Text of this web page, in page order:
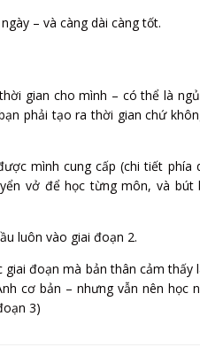
– và càng dài càng tốt.
gian cho mình – có thể là
phải tạo ra thời gian chứ
mình cung cấp (chi tiết phía
vở để học từng môn, và bút
luôn vào giai đoạn 2.
đoạn mà bản thân cảm thấy
cơ bản – nhưng vẫn nên học
3)